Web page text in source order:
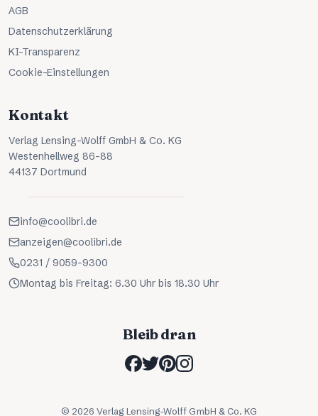
AGB
Datenschutzerklärung
KI-Transparenz
Cookie-Einstellungen
Kontakt
Verlag Lensing-Wolff GmbH & Co. KG
Westenhellweg 86-88
44137 Dortmund
info@coolibri.de
anzeigen@coolibri.de
0231 / 9059-9300
Montag bis Freitag: 6.30 Uhr bis 18.30 Uhr
Bleib dran
© 2026 Verlag Lensing-Wolff GmbH & Co. KG